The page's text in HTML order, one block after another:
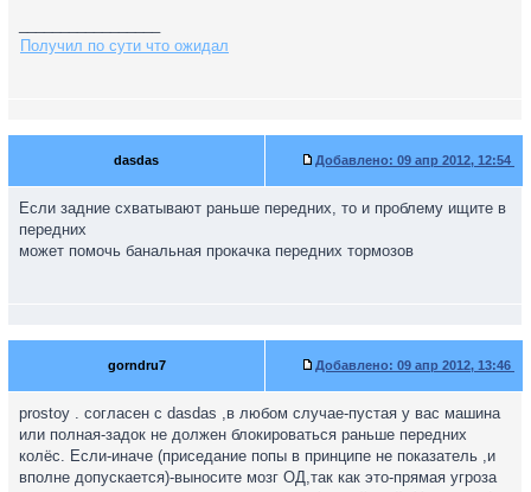
Получил по сути что ожидал
dasdas Добавлено: 09 апр 2012, 12:54
Если задние схватывают раньше передних, то и проблему ищите в
передних
может помочь банальная прокачка передних тормозов
gorndru7 Добавлено: 09 апр 2012, 13:46
prostoy . согласен с dasdas ,в любом случае-пустая у вас машина
или полная-задок не должен блокироваться раньше передних
колёс. Если-иначе (приседание попы в принципе не показатель ,и
вполне допускается)-выносите мозг ОД,так как это-прямая угроза